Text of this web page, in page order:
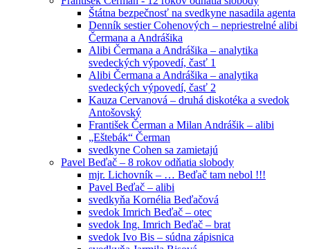
Štátna bezpečnosť na svedkyne nasadila agenta
Denník sestier Cohenových – nepriestrelné alibi
Čermana a Andrášika
Alibi Čermana a Andrášika – analytika
svedeckých výpovedí, časť 1
Alibi Čermana a Andrášika – analytika
svedeckých výpovedí, časť 2
Kauza Cervanová – druhá diskotéka a svedok
Antošovský
František Čerman a Milan Andrášik – alibi
„Eštebák“ Čerman
svedkyne Cohen sa zamietajú
Pavel Beďač – 8 rokov odňatia slobody
mjr. Lichovník – … Beďač tam nebol !!!
Pavel Beďač – alibi
svedkyňa Kornélia Beďačová
svedok Imrich Beďač – otec
svedok Ing. Imrich Beďač – brat
svedok Ivo Bis – súdna zápisnica